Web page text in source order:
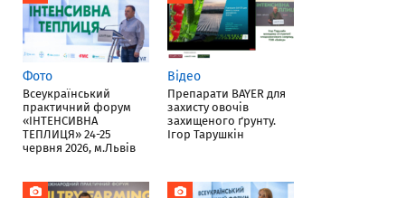
Фото
Всеукраїнський
практичний форум
«ІНТЕНСИВНА
ТЕПЛИЦЯ» 24-25
червня 2026, м.Львів
Відео
Препарати BAYER для
захисту овочів
захищеного ґрунту.
Ігор Тарушкін